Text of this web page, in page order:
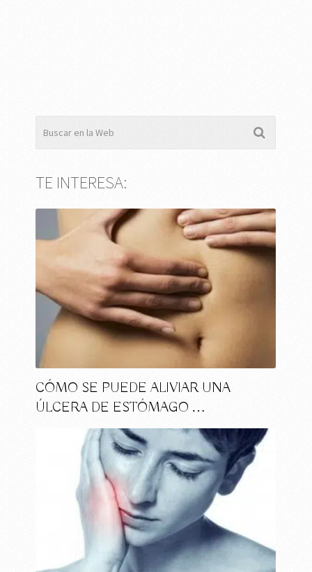
TE INTERESA:
CÓMO SE PUEDE ALIVIAR UNA
ÚLCERA DE ESTÓMAGO …